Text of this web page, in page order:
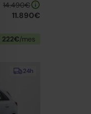
14.490€
11.890€
222€/mes
24h